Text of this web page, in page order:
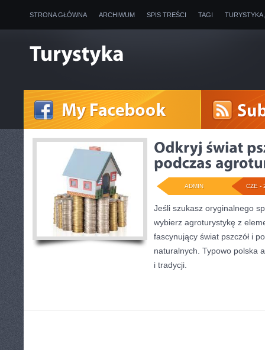
STRONA GŁÓWNA ARCHIWUM SPIS TREŚCI TAGI
CZE -
ADMIN
Jeśli szukasz oryginalnego
wybierz agroturystykę z
fascynujący świat pszczół i
naturalnych. Typowo polska
i tradycji.